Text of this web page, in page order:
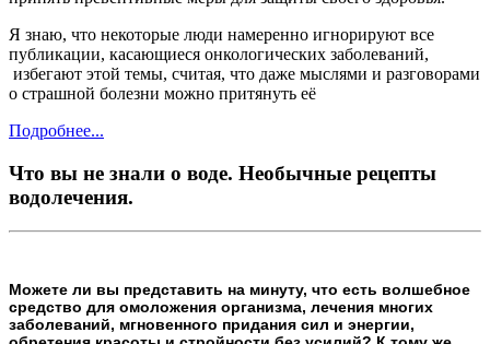
Я знаю, что некоторые люди намеренно игнорируют все
публикации, касающиеся онкологических заболеваний,
избегают этой темы, считая, что даже мыслями и разговорами
о страшной болезни можно притянуть её
Подробнее...
Что вы не знали о воде. Необычные рецепты
водолечения.
Можете ли вы представить на минуту, что есть волшебное
средство для омоложения организма, лечения многих
заболеваний, мгновенного придания сил и энергии,